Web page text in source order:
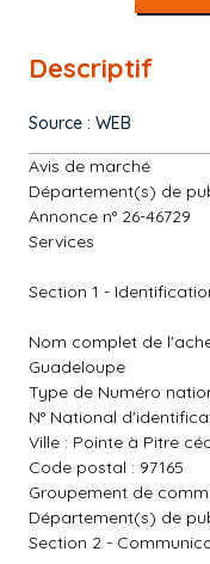
Descriptif
Source : WEB
Avis de marché
Département(s) de
Annonce n° 26-46729
Services
Section 1 -
Nom complet de
Guadeloupe
Type de Numéro
N° National
Ville : Pointe à Pitre
Code postal : 97165
Groupement de
Département(s) de
Section 2 -